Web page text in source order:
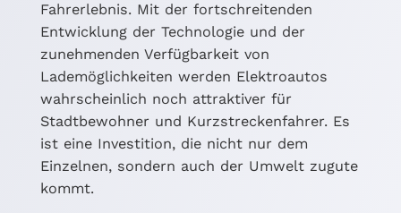
Fahrerlebnis. Mit der fortschreitenden
Entwicklung der Technologie und der
zunehmenden Verfügbarkeit von
Lademöglichkeiten werden Elektroautos
wahrscheinlich noch attraktiver für
Stadtbewohner und Kurzstreckenfahrer. Es
ist eine Investition, die nicht nur dem
Einzelnen, sondern auch der Umwelt zugute
kommt.